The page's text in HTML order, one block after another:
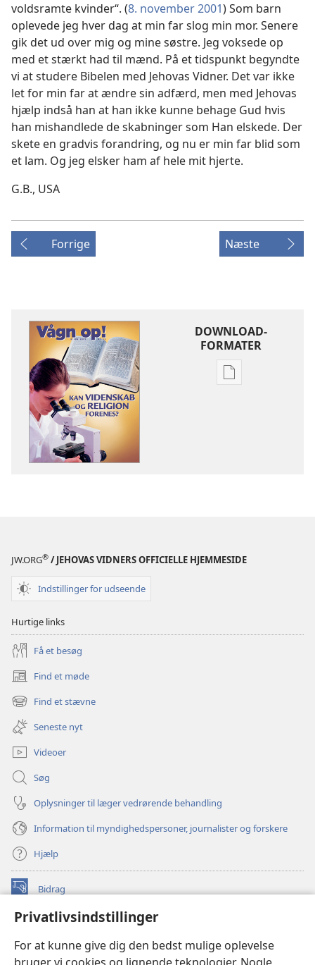
Privatlivsindstillinger
For at kunne give dig den bedst mulige oplevelse
voldsramte kvinder“. (8. november 2001) Som barn
oplevede jeg hver dag at min far slog min mor. Senere
gik det ud over mig og mine søstre. Jeg voksede op
med et stærkt had til mænd. På et tidspunkt begyndte
vi at studere Bibelen med Jehovas Vidner. Det var ikke
let for min far at ændre sin adfærd, men med Jehovas
hjælp indså han at han ikke kunne behage Gud hvis
han mishandlede de skabninger som Han elskede. Der
skete en gradvis forandring, og nu er min far blid som
et lam. Og jeg elsker ham af hele mit hjerte.
G.B., USA
Forrige Næste
DOWNLOAD-
FORMATER
Indstillinger
JW.ORG® / JEHOVAS VIDNERS OFFICIELLE HJEMMESIDE
Indstillinger for udseende
Hurtige links
Få et besøg
Find et møde
(åbner
nyt
vindue)
Find et stævne
(åbner
nyt
vindue)
Seneste nyt
Videoer
Søg
Oplysninger til læger vedrørende behandling
Information til myndighedspersoner, journalister og forskere
Hjælp
Bidrag
(åbner
vindue)Watchtower ONLINE LIBRARY™
nyt
vindue)JW Hub